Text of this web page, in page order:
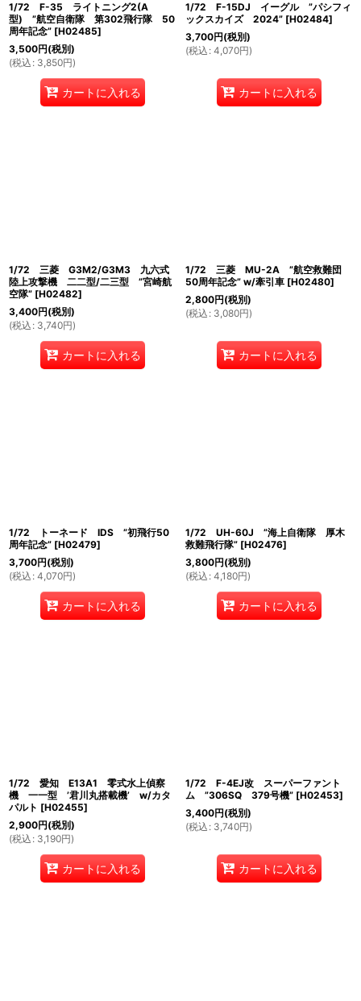
1/72 F-35 ライトニング2(A
型) ”航空自衛隊 第302飛行隊 50
周年記念” [H02485]
3,500円(税別)
(税込 : 3,850円)
カートに入れる
1/72 F-15DJ イーグル ”パシフィ
ックスカイズ 2024” [H02484]
3,700円(税別)
(税込 : 4,070円)
カートに入れる
1/72 三菱 G3M2/G3M3 九六式
陸上攻撃機 二二型/二三型 ”宮崎航
空隊” [H02482]
3,400円(税別)
(税込 : 3,740円)
カートに入れる
1/72 三菱 MU-2A ”航空救難団
50周年記念” w/牽引車 [H02480]
2,800円(税別)
(税込 : 3,080円)
カートに入れる
1/72 トーネード IDS ”初飛行50
周年記念” [H02479]
3,700円(税別)
(税込 : 4,070円)
カートに入れる
1/72 UH-60J ”海上自衛隊 厚木
救難飛行隊” [H02476]
3,800円(税別)
(税込 : 4,180円)
カートに入れる
1/72 愛知 E13A1 零式水上偵察
機 一一型 ’君川丸搭載機’ w/カタ
パルト [H02455]
2,900円(税別)
(税込 : 3,190円)
カートに入れる
1/72 F-4EJ改 スーパーファント
ム ”306SQ 379号機” [H02453]
3,400円(税別)
(税込 : 3,740円)
カートに入れる